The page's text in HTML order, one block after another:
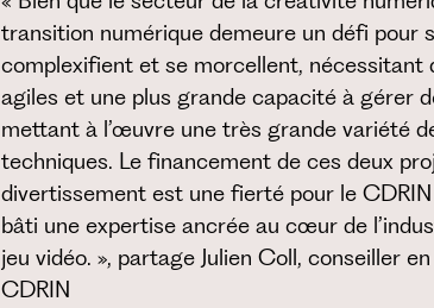
transition numérique demeure un défi pour
complexifient et se morcellent, nécessitant
agiles et une plus grande capacité à gérer
mettant à l’œuvre une très grande variété
techniques. Le financement de ces deux
divertissement est une fierté pour le CDRIN
bâti une expertise ancrée au cœur de
jeu vidéo. », partage Julien Coll, conseiller
CDRIN